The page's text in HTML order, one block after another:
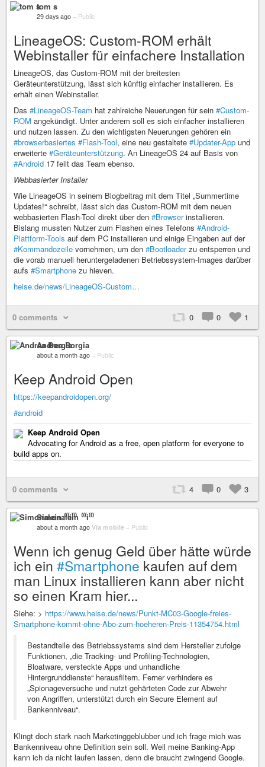
tom s
29 days ago – Public
LineageOS: Custom-ROM erhält
Webinstaller für einfachere Installation
LineageOS, das Custom-ROM mit der breitesten
Geräteunterstützung, lässt sich künftig einfacher installieren. Es
erhält einen Webinstaller.
Das #LineageOS-Team hat zahlreiche Neuerungen für sein #Custom-
ROM angekündigt. Unter anderem soll es sich einfacher installieren
und nutzen lassen. Zu den wichtigsten Neuerungen gehören ein
#browserbasiertes #Flash-Tool, eine neu gestaltete #Updater-App und
erweiterte #Geräteunterstützung. An LineageOS 24 auf Basis von
#Android 17 feilt das Team ebenso.
Webbasierter Installer
Wie LineageOS in seinem Blogbeitrag mit dem Titel „Summertime
Updates!“ schreibt, lässt sich das Custom-ROM mit dem neuen
webbasierten Flash-Tool direkt über den #Browserinstallieren.
Bislang mussten Nutzer zum Flashen eines Telefons #Android-
Plattform-Tools auf dem PC installieren und einige Eingaben auf der
#Kommandozeile vornehmen, um den #Bootloaderzu entsperren und
die vorab manuell heruntergeladenen Betriebssystem-Images darüber
aufs #Smartphone zu hieven.
heise.de/news/LineageOS-Custom…
0 comments 0 0 1
Andrea Borgia
about a month ago – Public
Keep Android Open
https://keepandroidopen.org/
#android
Keep Android Open
Advocating for Android as a free, open platform for everyone to
build apps on.
0 comments 4 0 3
Simonalein ⁽⁽⁽i⁾⁾⁾
about a month ago Via mobile – Public
Wenn ich genug Geld über hätte würde
ich ein #Smartphone kaufen auf dem
man Linux installieren kann aber nicht
so einen Kram hier...
Siehe: > https://www.heise.de/news/Punkt-MC03-Google-freies-
Smartphone-kommt-ohne-Abo-zum-hoeheren-Preis-11354754.html
Bestandteile des Betriebssystems sind dem Hersteller zufolge
Funktionen, „die Tracking- und Profiling-Technologien,
Bloatware, versteckte Apps und unhandliche
Hintergrunddienste“ herausfiltern. Ferner verhindere es
„Spionageversuche und nutzt gehärteten Code zur Abwehr
von Angriffen, unterstützt durch ein Secure Element auf
Bankenniveau“.
Klingt doch stark nach Marketinggeblubber und ich frage mich was
Bankenniveau ohne Definition sein soll. Weil meine Banking-App
kann ich da nicht laufen lassen, denn die braucht zwingend Google.